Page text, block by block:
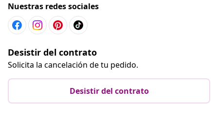
Nuestras redes sociales
Desistir del contrato
Solicita la cancelación de tu pedido.
Desistir del contrato